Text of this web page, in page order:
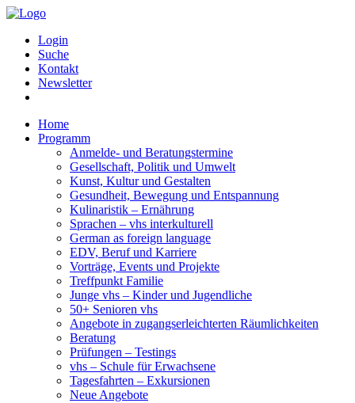
Login
Suche
Kontakt
Newsletter
Home
Programm
Anmelde- und Beratungstermine
Gesellschaft, Politik und Umwelt
Kunst, Kultur und Gestalten
Gesundheit, Bewegung und Entspannung
Kulinaristik – Ernährung
Sprachen – vhs interkulturell
German as foreign language
EDV, Beruf und Karriere
Vorträge, Events und Projekte
Treffpunkt Familie
Junge vhs – Kinder und Jugendliche
50+ Senioren vhs
Angebote in zugangserleichterten Räumlichkeiten
Beratung
Prüfungen – Testings
vhs – Schule für Erwachsene
Tagesfahrten – Exkursionen
Neue Angebote